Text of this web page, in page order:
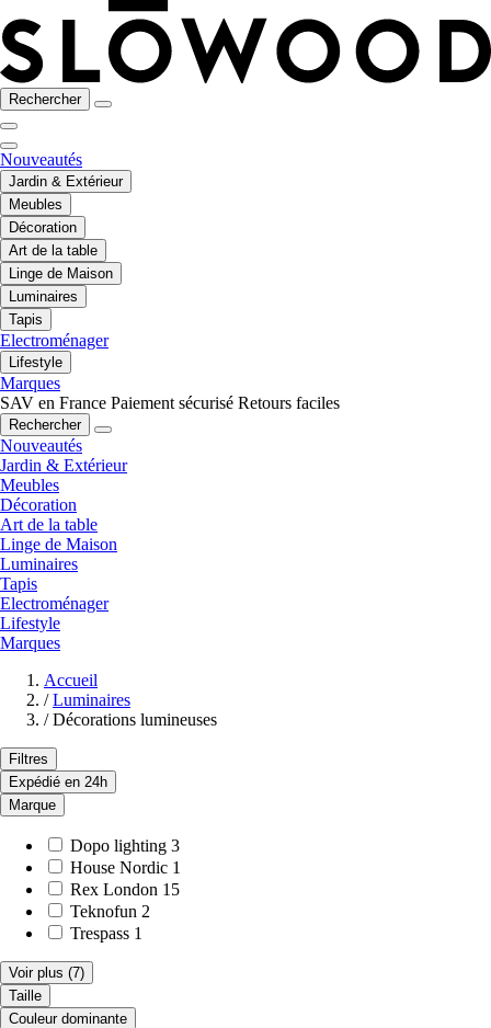
Rechercher
Nouveautés
Jardin & Extérieur
Meubles
Décoration
Art de la table
Linge de Maison
Luminaires
Tapis
Electroménager
Lifestyle
Marques
SAV en France Paiement sécurisé Retours faciles
Rechercher
Nouveautés
Jardin & Extérieur
Meubles
Décoration
Art de la table
Linge de Maison
Luminaires
Tapis
Electroménager
Lifestyle
Marques
Accueil
/ Luminaires
/ Décorations lumineuses
Filtres
Expédié en 24h
Marque
Dopo lighting 3
House Nordic 1
Rex London 15
Teknofun 2
Trespass 1
Voir plus (7)
Taille
Couleur dominante